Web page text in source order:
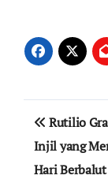
Post
Rutilio
Injil yang
Hari